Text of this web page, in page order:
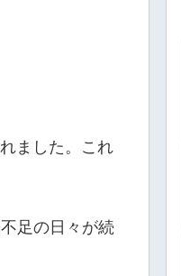
ました。これ
足の日々が続